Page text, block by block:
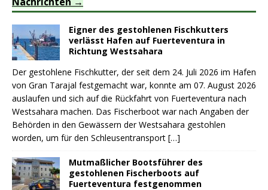
Eigner des gestohlenen Fischkutters
verlässt Hafen auf Fuerteventura in
Richtung Westsahara
Der gestohlene Fischkutter, der seit dem 24. Juli 2026 im Hafen
von Gran Tarajal festgemacht war, konnte am 07. August 2026
auslaufen und sich auf die Rückfahrt von Fuerteventura nach
Westsahara machen. Das Fischerboot war nach Angaben der
Behörden in den Gewässern der Westsahara gestohlen
worden, um für den Schleusentransport […]
Mutmaßlicher Bootsführer des
gestohlenen Fischerboots auf
Fuerteventura festgenommen